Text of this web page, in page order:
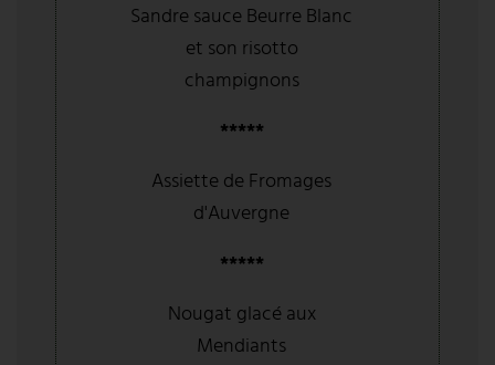
Sandre sauce Beurre Blanc
et son risotto
champignons
*****
Assiette de Fromages
d'Auvergne
*****
Nougat glacé aux
Mendiants